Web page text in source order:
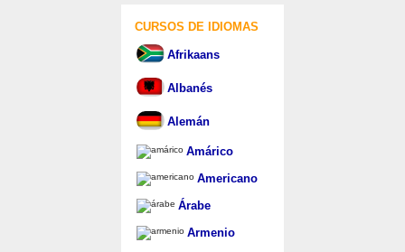
CURSOS DE IDIOMAS
Afrikaans
Albanés
Alemán
Amárico
Americano
Árabe
Armenio